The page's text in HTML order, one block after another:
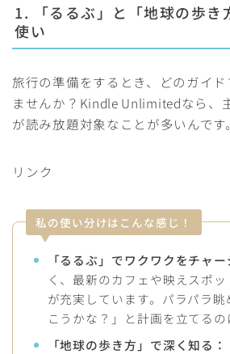
1. 「るるぶ」と「地球の歩き
使い
旅行の準備をするとき、どのガイ
ませんか？Kindle Unlimitedなら、
が読み放題対象なことが多いんです。
リンク
私の使い分けはこんな感じ！
「るるぶ」でワクワクをチャー
く、最新のカフェや映えスポ
が充実しています。パラパラ
こうかな？」と計画を立てるの
「地球の歩き方」で深く知る：